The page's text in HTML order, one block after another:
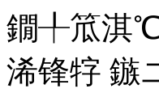
鐗╀笟淇
浠锋牸 鏃